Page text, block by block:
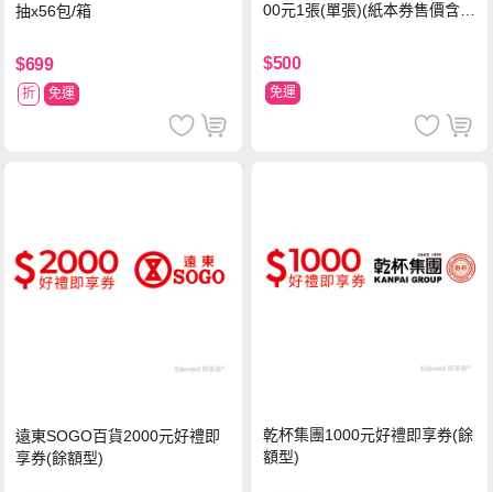
抽x56包/箱
$699
折 免運
00元1張(單張)(紙本券售價含平
$500
免運
遠東SOGO百貨2000元好禮即
享券(餘額型)
乾杯集團1000元好禮即享券(餘
額型)